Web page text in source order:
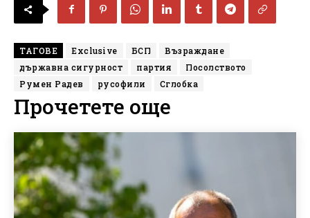
ТАГОВЕ Exclusive БСП
Възраждане
държавна сигурност
партия
Посолството
Румен Радев
русофили Сглобка
Прочетете още